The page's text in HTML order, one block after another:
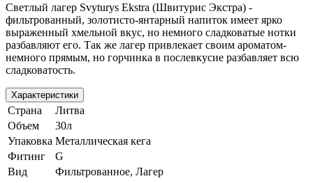
Светлый лагер Svyturys Ekstra (Швитурис Экстра) -
фильтрованный, золотисто-янтарный напиток имеет ярко
выраженный хмельной вкус, но немного сладковатые нотки
разбавляют его. Так же лагер привлекает своим ароматом-
немного прямым, но горчинка в послевкусие разбавляет всю
сладковатость.
Характеристики
Страна
Литва
Объем
30л
Упаковка Металлическая кега
Фитинг
G
Вид
Фильтрованное, Лагер